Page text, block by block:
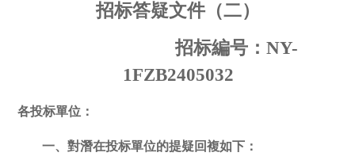
招标答疑文件（二）
招标編号：NY-
1FZB2405032
各投标單位：
一、對潛在投标單位的提疑回複如下：